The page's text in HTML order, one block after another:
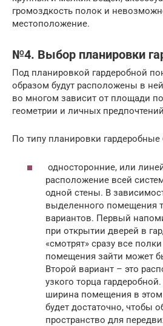
громоздкость полок и
местоположение.
№4. Выбор планировки
Под планировкой гардеробной
образом будут расположены в
во многом зависит от площади
геометрии и личных
По типу планировки
односторонние, или
расположение всей
одной стены. В
выделенного помещения
вариантов. Первый
при открытии дверей в
«смотрят» сразу все
помещения зайти может
Второй вариант – это
узкого торца
ширина помещения в этом
будет достаточно, чтобы
пространство для